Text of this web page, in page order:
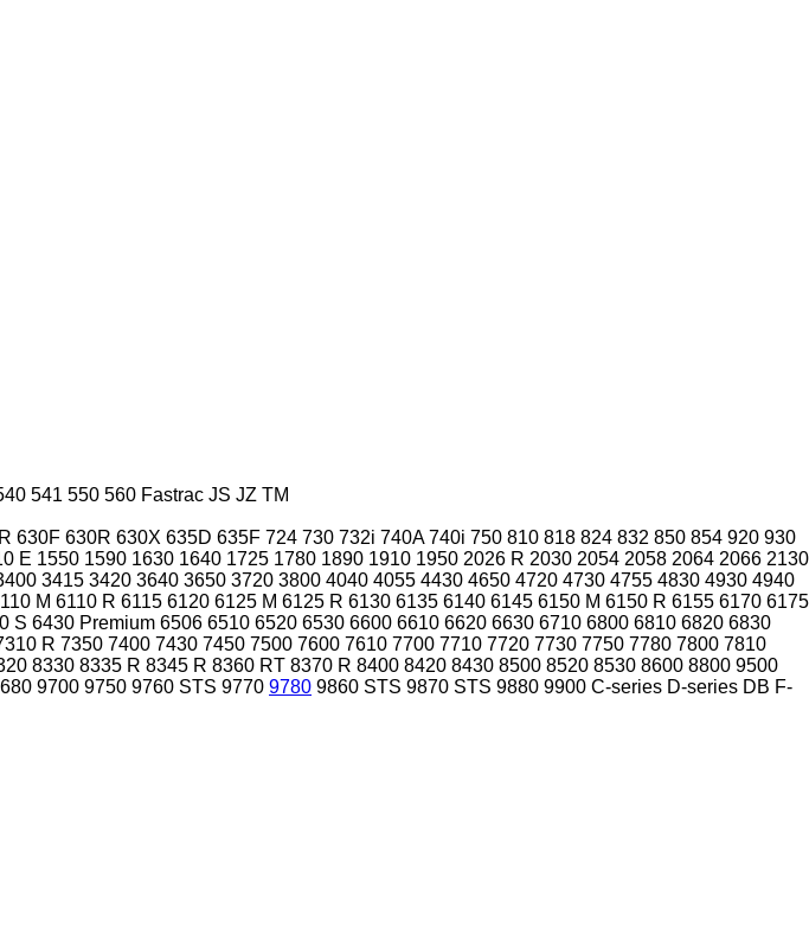
541 550 560 Fastrac JS JZ TM
630F 630R 630X 635D 635F 724 730 732i 740A 740i 750 810 818 824 832 850 854 920 930
E 1550 1590 1630 1640 1725 1780 1890 1910 1950 2026 R 2030 2054 2058 2064 2066 2130
3415 3420 3640 3650 3720 3800 4040 4055 4430 4650 4720 4730 4755 4830 4930 4940
M 6110 R 6115 6120 6125 M 6125 R 6130 6135 6140 6145 6150 M 6150 R 6155 6170 6175
S 6430 Premium 6506 6510 6520 6530 6600 6610 6620 6630 6710 6800 6810 6820 6830
R 7350 7400 7430 7450 7500 7600 7610 7700 7710 7720 7730 7750 7780 7800 7810
8330 8335 R 8345 R 8360 RT 8370 R 8400 8420 8430 8500 8520 8530 8600 8800 9500
9700 9750 9760 STS 9770 9780 9860 STS 9870 STS 9880 9900 C-series D-series DB F-